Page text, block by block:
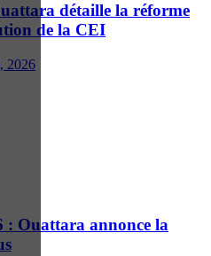
détaille la réforme
de la CEI
2026
: Ouattara annonce la